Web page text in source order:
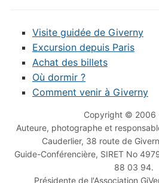
Visite guidée de Giverny
Excursion depuis Paris
Achat des billets
Où dormir ?
Comment venir à Giverny
Copyright © 2006
Auteure, photographe et
Cauderlier, 38 route de
Guide-Conférencière, SIRET No
88 03 94.
Présidente de l'Association